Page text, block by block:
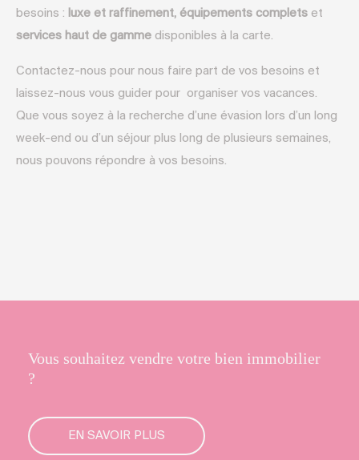
besoins : luxe et raffinement, équipements complets et
services haut de gamme disponibles à la carte.
Contactez-nous pour nous faire part de vos besoins et
laissez-nous vous guider pour organiser vos vacances.
Que vous soyez à la recherche d’une évasion lors d’un long
week-end ou d’un séjour plus long de plusieurs semaines,
nous pouvons répondre à vos besoins.
Vous souhaitez vendre votre bien immobilier
?
EN SAVOIR PLUS